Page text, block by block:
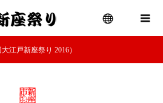
江戸新座祭り 2016）